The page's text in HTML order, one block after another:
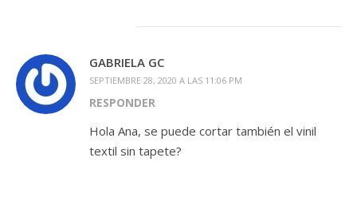
GABRIELA GC
SEPTIEMBRE 28, 2020 A LAS 11:06 PM
RESPONDER
Hola Ana, se puede cortar también el vinil
textil sin tapete?